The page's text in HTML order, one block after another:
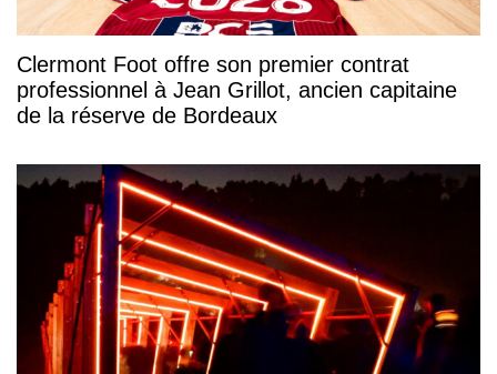
Clermont Foot offre son premier contrat
professionnel à Jean Grillot, ancien capitaine
de la réserve de Bordeaux